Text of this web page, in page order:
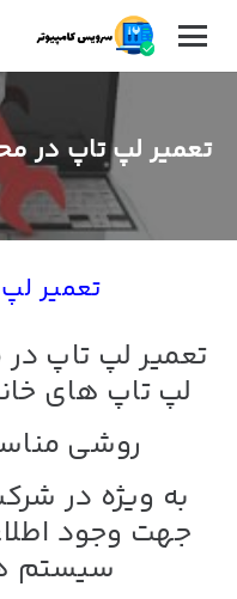
تعمیر لپ تاپ در
تعمیر
تعمیر لپ تاپ
لپ تاپ های
روشی
به ویژه در
جهت وجود
سیستم